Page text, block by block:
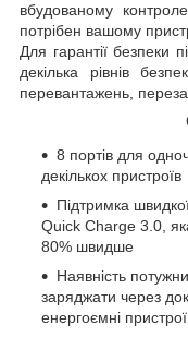
вбудованому
потрібен вашому
Для гарантії безпеки
декілька рівнів
перевантажень,
8 портів для
декількох пристроїв
Підтримка
Quick Charge 3.0,
80% швидше
Наявність
заряджати через
енергоємні пристрої